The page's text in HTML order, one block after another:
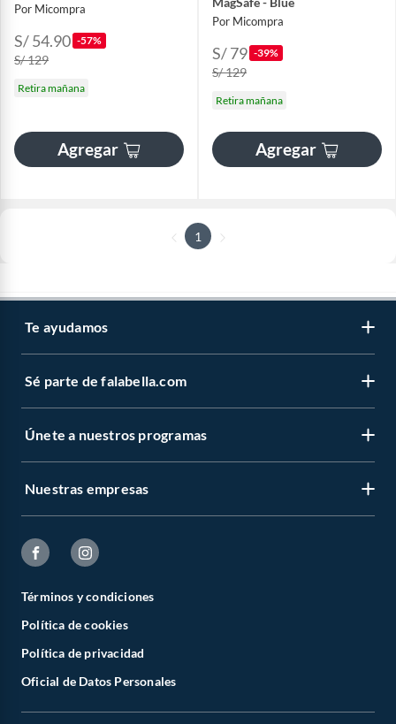
Por Micompra
S/ 54.90 -57%
S/ 129
Retira mañana
Agregar
Por Micompra
S/ 79 -39%
S/ 129
Retira mañana
Agregar
1
Te ayudamos
Sé parte de falabella.com
Únete a nuestros programas
Nuestras empresas
Términos y condiciones
Política de cookies
Política de privacidad
Oficial de Datos Personales